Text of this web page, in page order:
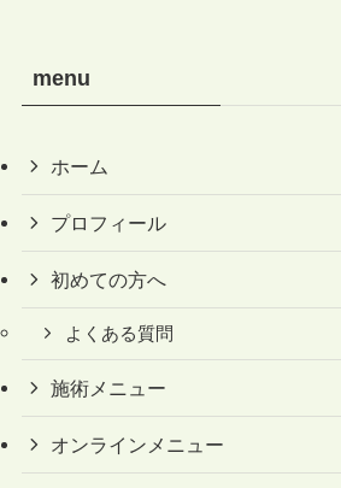
menu
ホーム
プロフィール
初めての方へ
よくある質問
施術メニュー
オンラインメニュー